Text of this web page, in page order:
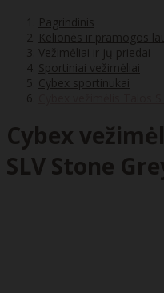
Pagrindinis
Kelionės ir pramogos
Vežimėliai ir jų priedai
Sportiniai vežimėliai
Cybex sportinukai
Cybex
SLV Stone